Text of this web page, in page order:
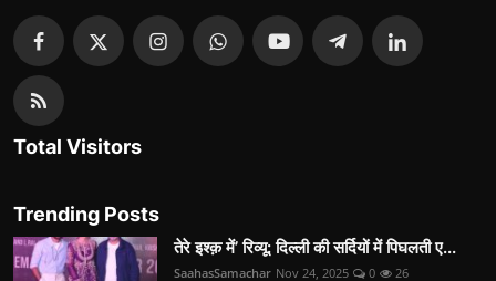
Total Visitors
Trending Posts
तेरे इश्क़ में’ रिव्यू: दिल्ली की सर्दियों में पिघलती ए...
SaahasSamachar Nov 24, 2025 0 26